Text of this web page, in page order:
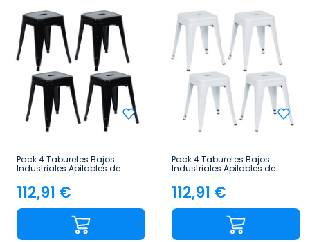
Pack 4 Taburetes Bajos
Industriales Apilables de
Acero 38x38x46cm Thinia
Home
Precio
112,91 €
Pack 4 Taburetes Bajos
Industriales Apilables de
Acero 38x38x46cm Thinia
Home
Precio
112,91 €